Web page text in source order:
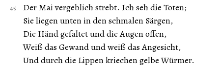
Der Mai vergeblich strebt. Ich seh die Toten;
Sie liegen unten in den schmalen Särgen,
Die Händ gefaltet und die Augen offen,
Weiß das Gewand und weiß das Angesicht,
Und durch die Lippen kriechen gelbe Würmer.